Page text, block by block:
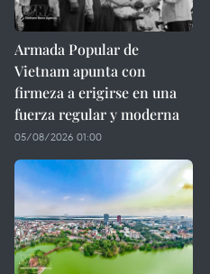
Armada Popular de
Vietnam apunta con
firmeza a erigirse en una
fuerza regular y moderna
05/08/2026 01:00